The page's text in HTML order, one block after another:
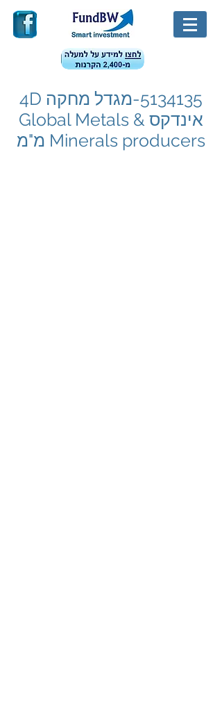
5134135
-מגדל מחקה 4D
אינדקס Global Metals &
Minerals producers מ"מ